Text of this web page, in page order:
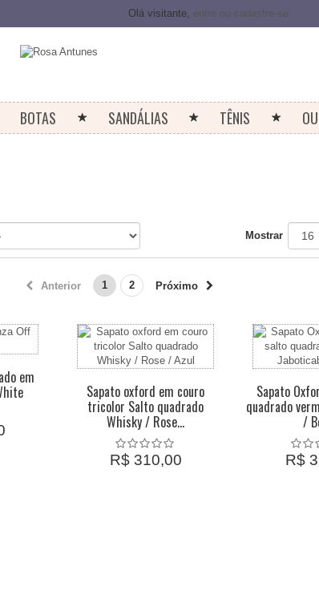
Olá visitante, entre ou cadastre-se
BOTAS SANDÁLIAS TÊNIS
Mostrar
Anterior 1 2 Próximo
em
Sapato oxford em couro
tricolor Salto quadrado
Whisky / Rose...
R$ 310,00
Sapato
quadrado
/
R$